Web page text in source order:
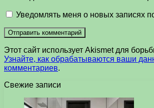
Уведомлять меня о новых записях
Этот сайт использует Akismet для
Узнайте, как обрабатываются ваши
комментариев.
Свежие записи